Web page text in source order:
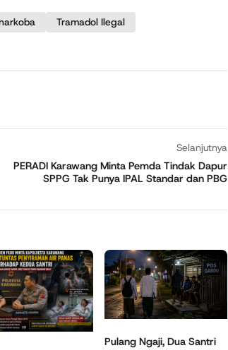
Tramadol Ilegal
Selanjutnya
PERADI Karawang Minta Pemda Tindak Dapur
SPPG Tak Punya IPAL Standar dan PBG
Pulang Ngaji, Dua Santri